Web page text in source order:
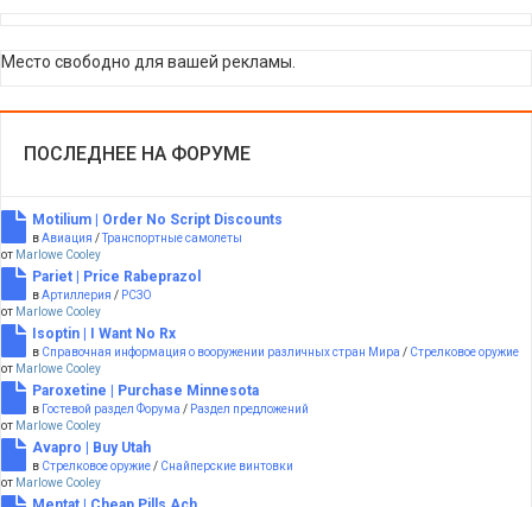
Место свободно для вашей рекламы.
ПОСЛЕДНЕЕ НА ФОРУМЕ
Motilium | Order No Script Discounts
вАвиация /Транспортные самолеты
от Marlowe Cooley
Pariet | Price Rabeprazol
вАртиллерия / РСЗО
от Marlowe Cooley
Isoptin | I Want No Rx
в Справочная информация о вооружении различных стран Мира / Стрелковое оружие
от Marlowe Cooley
Paroxetine | Purchase Minnesota
в Гостевой раздел Форума / Раздел предложений
от Marlowe Cooley
Avapro | Buy Utah
в Стрелковое оружие/ Снайперские винтовки
от Marlowe Cooley